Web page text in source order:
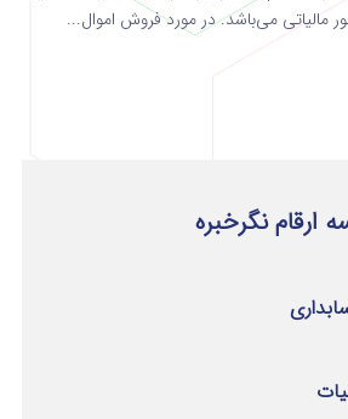
مالیاتی می‌باشد. در مورد فروش اموال...
نگرخبره